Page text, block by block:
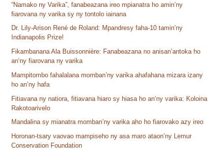
“Namako ny Varika”, fanabeazana ireo mpianatra ho amin’ny
fiarovana ny varika sy ny tontolo iainana
Dr. Lily-Arison René de Roland: Mpandresy faha-10 tamin’ny
Indianapolis Prize!
Fikambanana Ala Buissonnière: Fanabeazana no anisan’antoka ho
an’ny fiarovana ny varika
Mampitombo fahalalana momban’ny varika ahafahana mizara izany
ho an’ny hafa
Fitiavana ny natiora, fitiavana hiaro sy hiasa ho an’ny varika: Koloina
Rakotoarivelo
Mandalina sy mianatra momban’ny varika aho ho fiarovako azy ireo
Horonan-tsary vaovao mampiseho ny asa maro ataon’ny Lemur
Conservation Foundation